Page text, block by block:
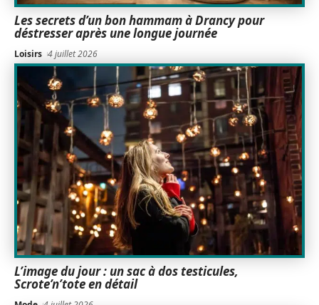
Les secrets d’un bon hammam à Drancy pour
déstresser après une longue journée
Loisirs 4 juillet 2026
L’image du jour : un sac à dos testicules,
Scrote’n’tote en détail